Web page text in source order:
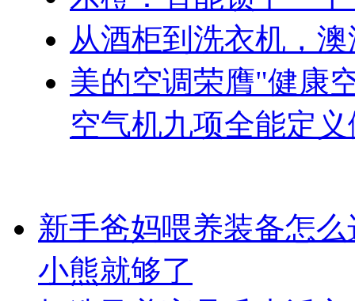
从酒柜到洗衣机，
美的空调荣膺"健康
空气机九项全能定
新手爸妈喂养装备怎
小熊就够了